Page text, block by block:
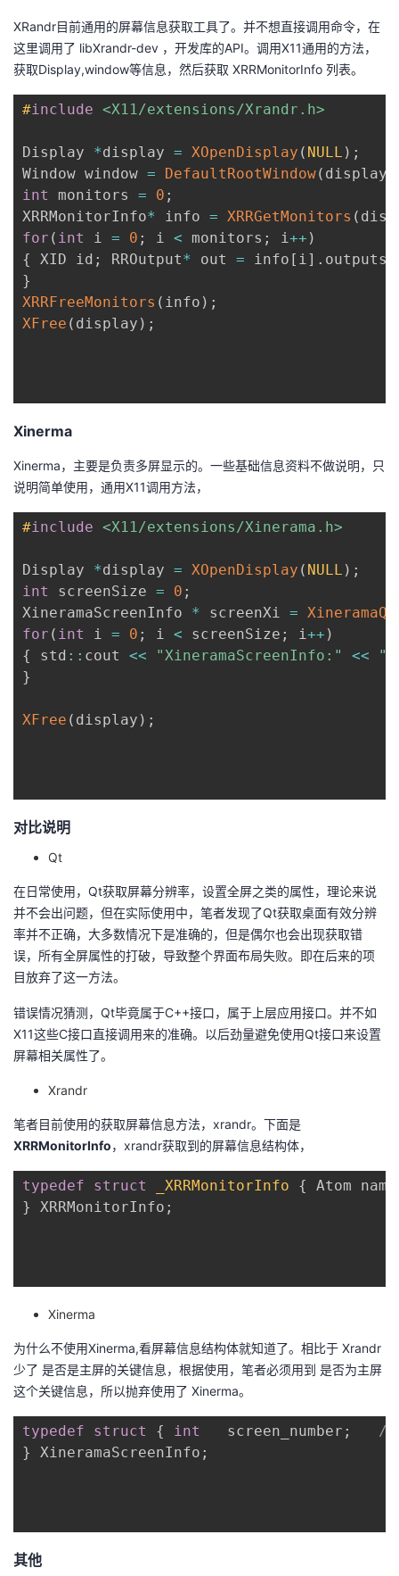
XRandr目前通用的屏幕信息获取工具了。并不想直接调用命令，在
这里调用了 libXrandr-dev ，开发库的API。调用X11通用的方法，
获取Display,window等信息，然后获取 XRRMonitorInfo 列表。
#include <X11/extensions/Xrandr.h>
Display *display = XOpenDisplay ( NULL ) ;
Window window = DefaultRootWindow( display
int
monitors = 0 ;
XRRMonitorInfo* info = XRRGetMonitors (
for ( int i = 0 ; i < monitors ; i++ )
{
XID id ; RROutput* out = info [ i] . outputs
}
XRRFreeMonitors ( info ) ;
XFree ( display ) ;
Xinerma
Xinerma，主要是负责多屏显示的。一些基础信息资料不做说明，只
说明简单使用，通用X11调用方法，
#include <X11/extensions/Xinerama.h>
Display *display = XOpenDisplay ( NULL ) ;
int
screenSize = 0 ;
XineramaScreenInfo * screenXi =
for ( int i = 0 ; i < screenSize ; i++ )
{
std :: cout << "XineramaScreenInfo:" <<
"
}
XFree ( display ) ;
对比说明
Qt
在日常使用，Qt获取屏幕分辨率，设置全屏之类的属性，理论来说
并不会出问题，但在实际使用中，笔者发现了Qt获取桌面有效分辨
率并不正确，大多数情况下是准确的，但是偶尔也会出现获取错
误，所有全屏属性的打破，导致整个界面布局失败。即在后来的项
目放弃了这一方法。
错误情况猜测，Qt毕竟属于C++接口，属于上层应用接口。并不如
X11这些C接口直接调用来的准确。以后劲量避免使用Qt接口来设置
屏幕相关属性了。
Xrandr
笔者目前使用的获取屏幕信息方法，xrandr。下面是
XRRMonitorInfo，xrandr获取到的屏幕信息结构体，
typedef struct _XRRMonitorInfo { Atom name
}
XRRMonitorInfo ;
Xinerma
为什么不使用Xinerma,看屏幕信息结构体就知道了。相比于 Xrandr
少了 是否是主屏的关键信息，根据使用，笔者必须用到 是否为主屏
这个关键信息，所以抛弃使用了 Xinerma。
typedef struct { int
   screen_number
;
}
XineramaScreenInfo ;
其他